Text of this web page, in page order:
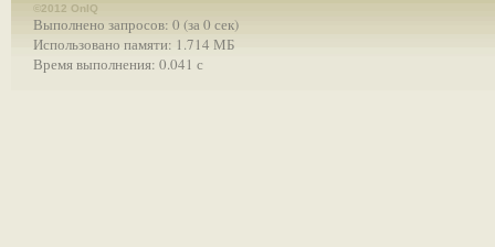
©2012 OnIQ
Выполнено запросов: 0 (за 0 сек)
Использовано памяти: 1.714 МБ
Время выполнения: 0.041 с